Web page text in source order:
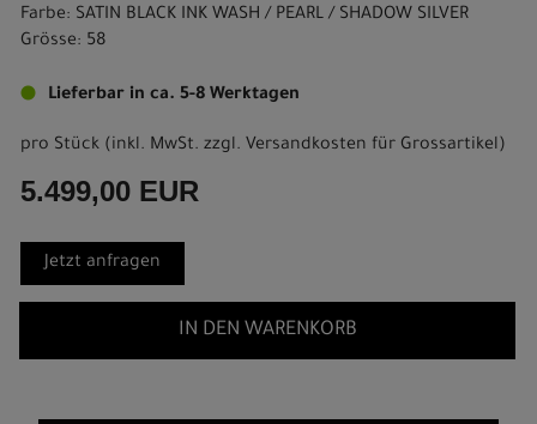
Farbe: SATIN BLACK INK WASH / PEARL / SHADOW SILVER
Grösse: 58
Lieferbar in ca. 5-8 Werktagen
pro Stück (inkl. MwSt. zzgl. Versandkosten für Grossartikel)
5.499,00 EUR
Jetzt anfragen
IN DEN WARENKORB